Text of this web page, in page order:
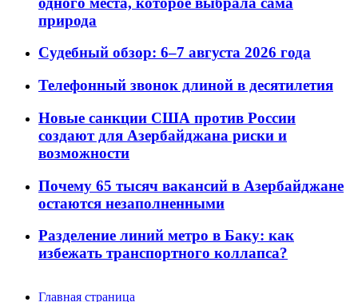
природа
Судебный обзор: 6–7 августа 2026 года
Телефонный звонок длиной в десятилетия
Новые санкции США против России
создают для Азербайджана риски и
возможности
Почему 65 тысяч вакансий в Азербайджане
остаются незаполненными
Разделение линий метро в Баку: как
избежать транспортного коллапса?
Главная страница